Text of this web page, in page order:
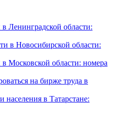
Ленинградской области:
в Новосибирской области:
Московской области: номера
на бирже труда в
населения в Татарстане: